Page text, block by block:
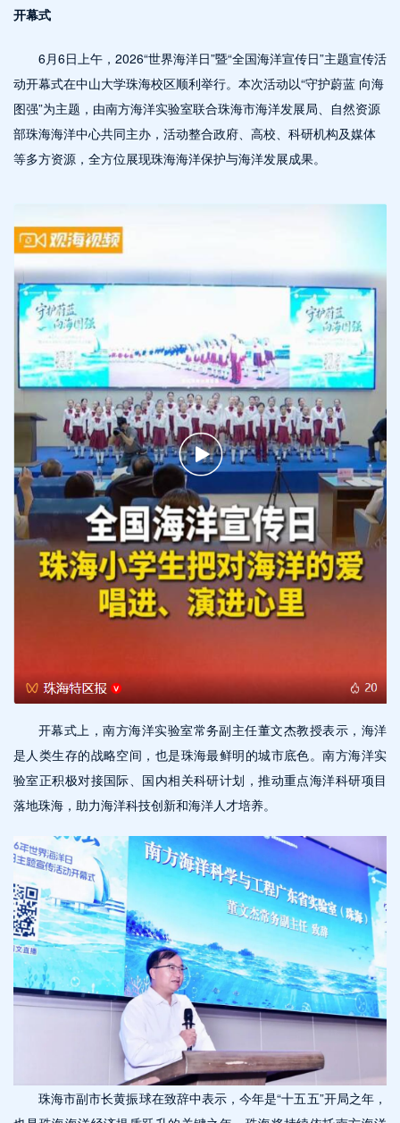
开幕式
6月6日上午，2026“世界海洋日”暨“全国海洋宣传日”主题宣传活
动开幕式在中山大学珠海校区顺利举行。本次活动以“守护蔚蓝 向海
图强”为主题，由南方海洋实验室联合珠海市海洋发展局、自然资源
部珠海海洋中心共同主办，活动整合政府、高校、科研机构及媒体
等多方资源，全方位展现珠海海洋保护与海洋发展成果。
开幕式上，南方海洋实验室常务副主任董文杰教授表示，海洋
是人类生存的战略空间，也是珠海最鲜明的城市底色。南方海洋实
验室正积极对接国际、国内相关科研计划，推动重点海洋科研项目
落地珠海，助力海洋科技创新和海洋人才培养。
珠海市副市长黄振球在致辞中表示，今年是“十五五”开局之年，